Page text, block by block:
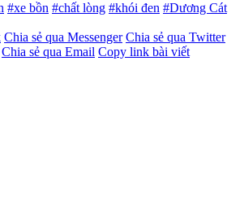
#xe bồn #chất lòng #khói đen #Dương Cát
Chia sẻ qua Messenger Chia sẻ qua Twitter
Chia sẻ qua Email Copy link bài viết